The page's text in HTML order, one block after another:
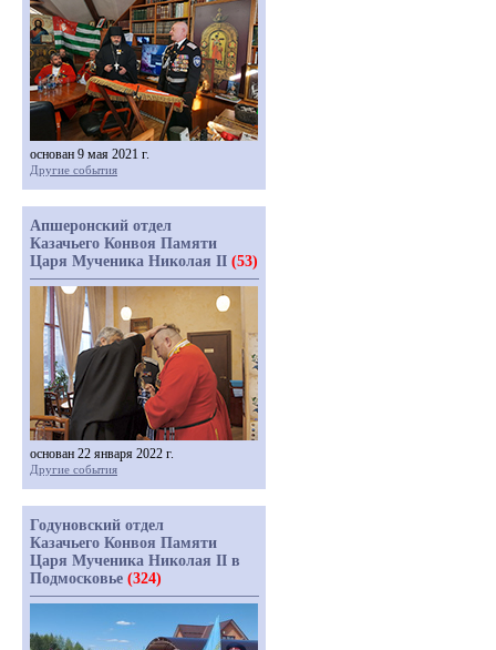
основан 9 мая 2021 г.
Другие события
Апшеронский отдел
Казачьего Конвоя Памяти
Царя Мученика Николая II (53)
основан 22 января 2022 г.
Другие события
Годуновский отдел
Казачьего Конвоя Памяти
Царя Мученика Николая II в
Подмосковье (324)